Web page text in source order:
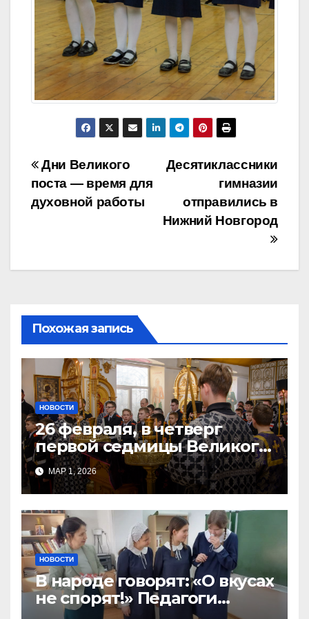
Навигация
по
Десятиклассники
гимназии
отправились в
Нижний Новгород
Дни Великого
поста — время для
духовной работы
Похожая запись
НОВОСТИ
26 февраля, в четверг
первой седмицы Великого
Поста, в Свято-Никольском
храме состоялось Великое
МАР 1, 2026
НОВОСТИ
В народе говорят: «О вкусах
не спорят!» Педагоги